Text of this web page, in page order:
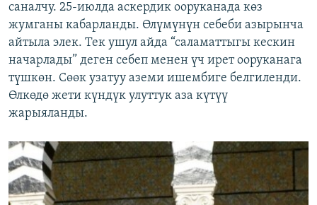
саналчу. 25-июлда аскердик ооруканада көз
жумганы кабарланды. Өлүмүнүн себеби азырынча
айтыла элек. Тек ушул айда “саламаттыгы кескин
начарлады” деген себеп менен үч ирет ооруканага
түшкөн. Сөөк узатуу аземи ишембиге белгиленди.
Өлкөдө жети күндүк улуттук аза күтүү
жарыяланды.